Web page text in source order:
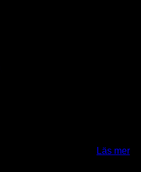
Läs mer